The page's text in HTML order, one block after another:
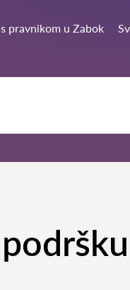
pravnikom u Zabok